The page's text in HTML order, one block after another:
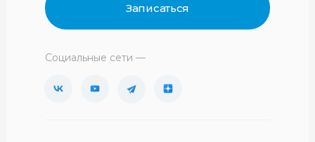
Социальные сети —
Записаться